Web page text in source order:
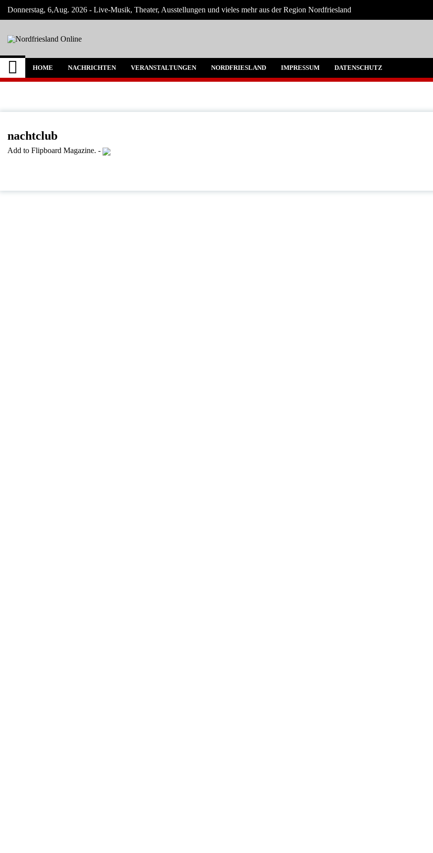
Skip
Donnerstag, 6,Aug. 2026 - Live-Musik, Theater, Ausstellungen und vieles mehr aus der Region Nordfriesland
Nordfriesland Online
Der Blog mit Nachrichten und Veranstaltungen für Nordfriesland und Husum
HOME NACHRICHTEN VERANSTALTUNGEN NORDFRIESLAND IMPRESSUM DATENSCHUTZ
nachtclub
Add to Flipboard Magazine. -